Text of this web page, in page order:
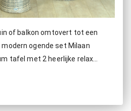
of balkon omtovert tot een
ogende set Milaan
tafel met 2 heerlijke relax
en roestbestendig.